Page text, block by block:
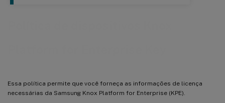
Essa política permite que você forneça as informações de licença
necessárias da Samsung Knox Platform for Enterprise (KPE).